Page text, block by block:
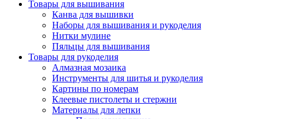
Товары для вышивания
Канва для вышивки
Наборы для вышивания и рукоделия
Нитки мулине
Пяльцы для вышивания
Товары для рукоделия
Алмазная мозаика
Инструменты для шитья и рукоделия
Картины по номерам
Клеевые пистолеты и стержни
Материалы для лепки